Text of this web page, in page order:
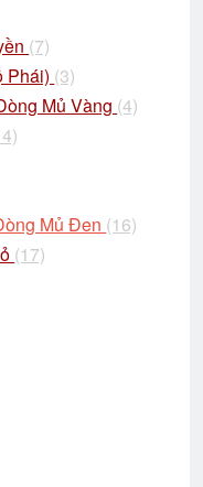
(7)
Phái) (3)
Mủ Vàng (4)
Mủ Đen (16)
(17)